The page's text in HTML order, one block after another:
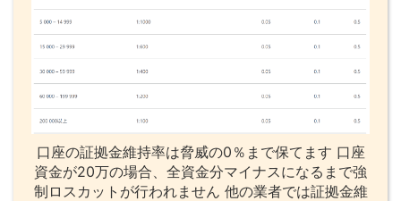
口座の証拠金維持率は脅威の0％まで保てます 口座
資金が20万の場合、全資金分マイナスになるまで強
制ロスカットが行われません 他の業者では証拠金維